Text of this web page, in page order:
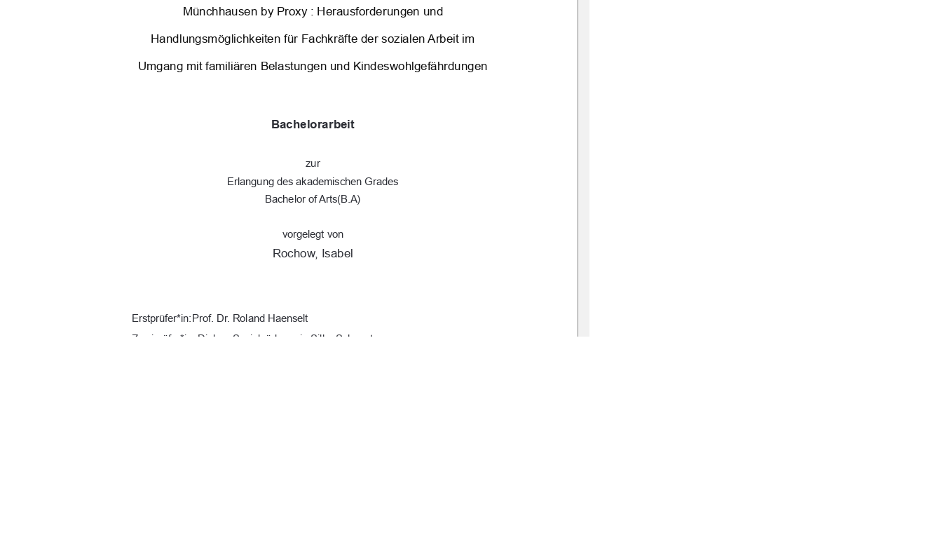
Münchhausen by Proxy : Herausforderungen und
Handlungsmöglichkeiten für Fachkräfte der sozialen Arbeit im
Umgang mit familiären Belastungen und Kindeswohlgefährdungen
Bachelorarbeit
zur
Erlangung des akademischen Grades
Bachelor of Arts(B.A)
vorgelegt von
Rochow, Isabel
Erstprüfer*in: Prof. Dr. Roland Haenselt
Zweiprüfer*in: Diplom Sozialpädagogin Silke Schwartz